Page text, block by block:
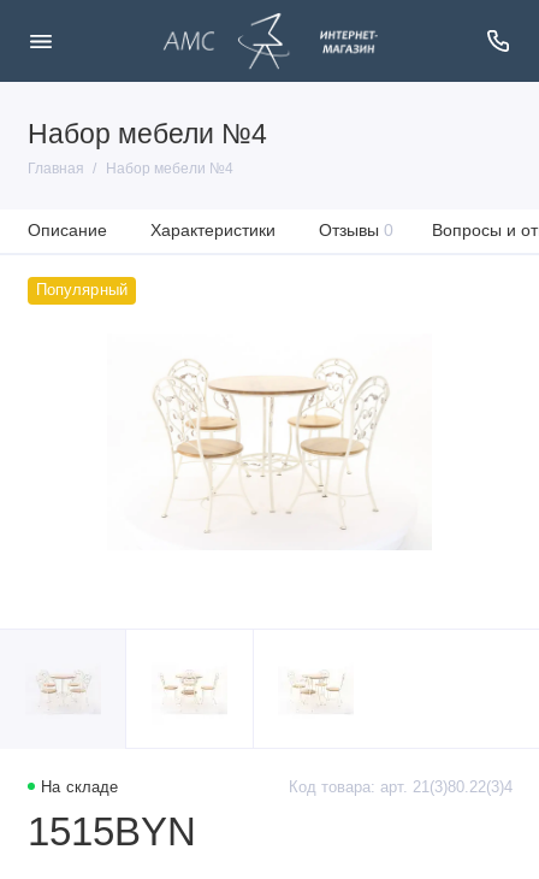
Набор мебели №4
Главная Набор мебели №4
Описание Характеристики Отзывы 0 Вопросы и
Популярный
На складе Код товара: арт. 21(3)80.22(3)4
1515BYN